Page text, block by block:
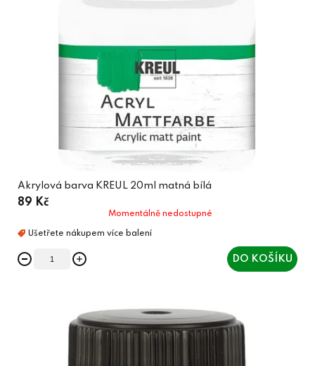
Akrylová barva KREUL 20ml matná bílá
89 Kč
Momentálně nedostupné
DO KOŠÍKU